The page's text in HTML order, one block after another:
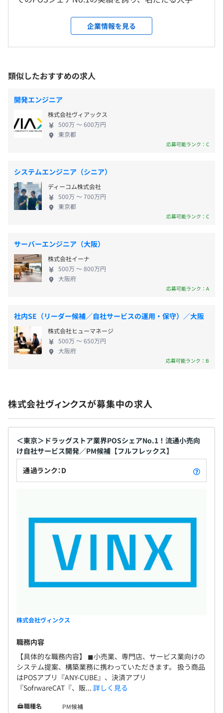
◼︎中途採用比率は50.0%で、キャリア採用の方でも馴染み
※新卒採用含む、全正社員採用数に対する中途採用正社員
上期・下期と各期中に直属上長との1on1での評価面談を
実施しています。
期の始めに個人目標を定め、期中と期の最後にフィードバ
ックをおこなうとともにキャリアの方向性を相互確認する
ことで上司・部下間の信頼関係を築いています。
◼︎スペシャリスト認定制度
キャリアパスプログラムとして、「スペシャリスト認定制
度」があります。これは、プロジェクトマネジメント能
力・業務知識能力・IT技術のレベル評価により、年 1回認
定するものです。社員の専門能力の向上をサポートし、成
◼︎プロジェクト表彰・社長表彰
年1回、優秀プロジェクトや優秀社員に向けた表彰を実施
しています。
会社の定める場所（お客様先を含む）
従業員に対する受動喫煙対策：敷地内禁煙
「京橋駅」より徒歩5分
◎コアタイムなしのフルフレックス
標準勤務時間 9:00〜18:00
出・早上がりなど活用している方が多くいます。
平均残業時間：平均14時間／月（全社平均）
・祝日
・年末年始休暇
・夏季休暇
・有給休暇（初年度有給休暇日数：10日／最大有給日
◎有給取得率7割以上！
賞与：年2回
昇給：あり
社会保険完備（健康保険・厚生年金保険、雇用保険・労災
保険）
チでのシステム開発、24時間365日の運用保守までを
一貫して手がけています。 当社は、プライム上場の
富士ソフトグループという安定した経営基盤を背景
境を整えています。 最新のDX推進やクラウド活用な
ど、技術者として挑戦できるフィールドは多岐にわ
たります。一方で、火・木曜日の「ノー残業デー」導
入やリモートワークの活用、充実した研修制度な
ど、ワークライフバランスとプロとしての自己研鑽
を両立できる文化が根づいています。 ヴィンクス
は、自分の手がけたシステムが実店舗で動く働きが
指せる会社です。
企業情報を見る
類似したおすすめの求人
開発エンジニア
株式会社ヴィアックス
500万 〜 600万円
東京都
応募可能ランク：C
システムエンジニア（シニア）
ディーコム株式会社
500万 〜 700万円
東京都
応募可能ランク：C
サーバーエンジニア（大阪）
株式会社イーナ
500万 〜 800万円
大阪府
応募可能ランク：A
社内SE（リーダー候補／自社サービスの運用・保守）／大阪
株式会社ヒューマネージ
500万 〜 650万円
大阪府
応募可能ランク：B
株式会社ヴィンクスが募集中の求人
＜東京＞ドラッグストア業界POSシェアNo.1！流通小売向
け自社サービス開発／PM候補【フルフレックス】
通過ランク：D
株式会社ヴィンクス
職務内容
【具体的な職務内容】 ◼︎小売業、専門店、サービス業向けの
システム提案、構築業務に携わっていただきます。 扱う商品
はPOSアプリ『ANY-CUBE』、決済アプリ
『SofrwareCAT『、販... 詳しく見る
職種名
PM候補